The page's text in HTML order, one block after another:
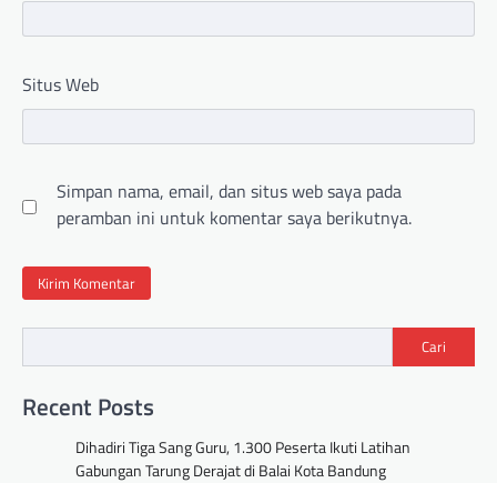
Situs Web
Simpan nama, email, dan situs web saya pada
peramban ini untuk komentar saya berikutnya.
Cari
Recent Posts
Dihadiri Tiga Sang Guru, 1.300 Peserta Ikuti Latihan
Gabungan Tarung Derajat di Balai Kota Bandung